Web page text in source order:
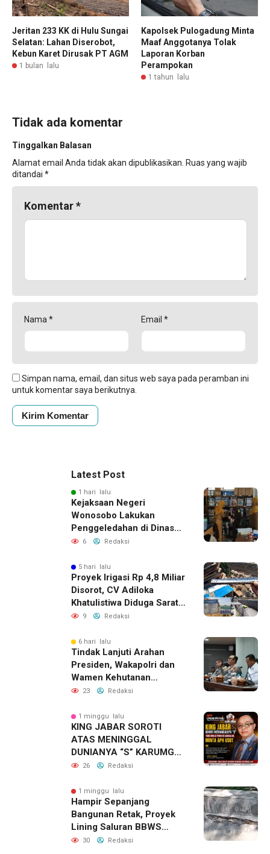
Jeritan 233 KK di Hulu Sungai
Selatan: Lahan Diserobot,
Kebun Karet Dirusak PT AGM
1 bulan lalu
Kapolsek Pulogadung Minta
Maaf Anggotanya Tolak
Laporan Korban
Perampokan
1 tahun lalu
Tidak ada komentar
Tinggalkan Balasan
Alamat email Anda tidak akan dipublikasikan. Ruas yang wajib
ditandai *
Komentar*
Nama * Email *
Simpan nama, email, dan situs web saya pada peramban ini
untuk komentar saya berikutnya.
Latest Post
1 hari lalu
Kejaksaan Negeri
Wonosobo Lakukan
Penggeledahan di Dinas
Sosial untuk Dalami
Program PKH
6 Redaksi
5 hari lalu
Proyek Irigasi Rp 4,8 Miliar
Disorot, CV Adiloka
Khatulistiwa Diduga Sarat
Korupsi
9 Redaksi
6 hari lalu
Tindak Lanjuti Arahan
Presiden, Wakapolri dan
Wamen Kehutanan
Konsolidasikan Langkah
dan Karhutla
23 Redaksi
1 minggu lalu
KING JABAR SOROTI
ATAS MENINGGAL
DUNIANYA “S” KARUMGA
EKS JAMPIDSUS.
26 Redaksi
1 minggu lalu
Hampir Sepanjang
Bangunan Retak, Proyek
Lining Saluran BBWS
Citanduy di Desa Bumireja
30 Redaksi